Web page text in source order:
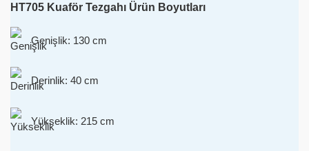
HT705 Kuaför Tezgahı Ürün Boyutları
Genişlik: 130 cm
Derinlik: 40 cm
Yükseklik: 215 cm